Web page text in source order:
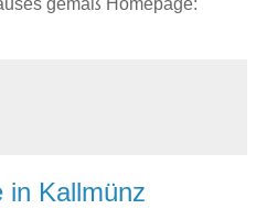
gemäß Homepage:
in Kallmünz